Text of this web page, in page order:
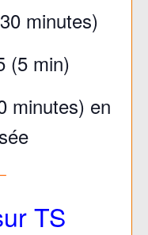
minutes)
(5 min)
minutes) en
TS